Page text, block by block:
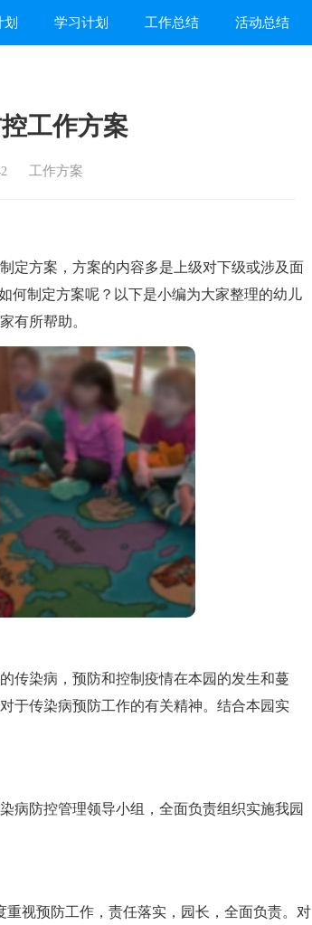
划 学习计划 工作总结 活动总结
工作方案
工作方案
方案，方案的内容多是上级对下级或涉及面
何制定方案呢？以下是小编为大家整理的幼儿
有所帮助。
染病，预防和控制疫情在本园的发生和蔓
于传染病预防工作的有关精神。结合本园实
防控管理领导小组，全面负责组织实施我园
视预防工作，责任落实，园长，全面负责。对